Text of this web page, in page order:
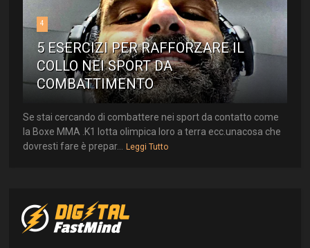
4
5 ESERCIZI PER RAFFORZARE IL
COLLO NEI SPORT DA
COMBATTIMENTO
Se stai cercando di combattere nei sport da contatto come
la Boxe MMA .K1 lotta olimpica loro a terra ecc.unacosa che
dovresti fare è prepar...
Leggi Tutto